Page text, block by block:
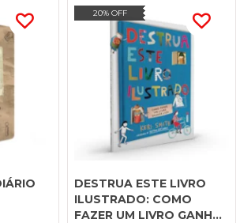
20% OFF
DESTRUA ESTE LIVRO
ILUSTRADO: COMO
FAZER UM LIVRO GANHAR